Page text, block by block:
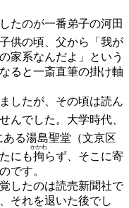
たのが一番弟子の河田
供の頃、父から「我が
家系なんだよ」という
ると一斎直筆の掛け軸
したが、その頃は読ん
んでした。大学時代、
ある湯島聖堂（文京区
にも拘
かかわ
らず、そこに寄
です。
したのは読売新聞社で
それを退いた後でし